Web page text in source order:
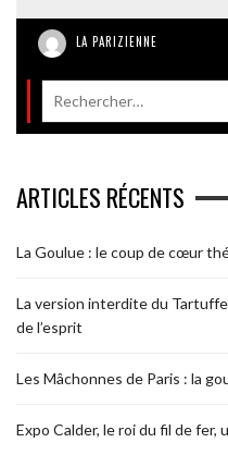
LA PARIZIENNE
ARTICLES RÉCENTS
La Goulue : le coup de cœur
La version interdite du
de l’esprit
Les Mâchonnes de Paris : la
Expo Calder, le roi du fil de fer,